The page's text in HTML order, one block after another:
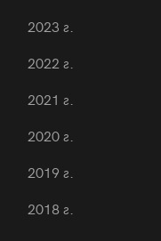
2023 г.
2022 г.
2021 г.
2020 г.
2019 г.
2018 г.